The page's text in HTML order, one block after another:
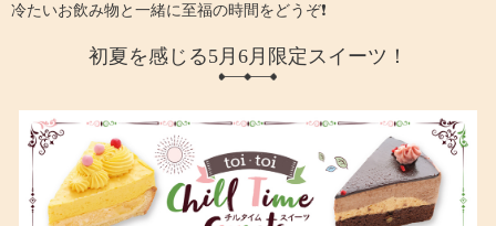
冷たいお飲み物と一緒に至福の時間をどうぞ❗️
初夏を感じる5月6月限定スイーツ！